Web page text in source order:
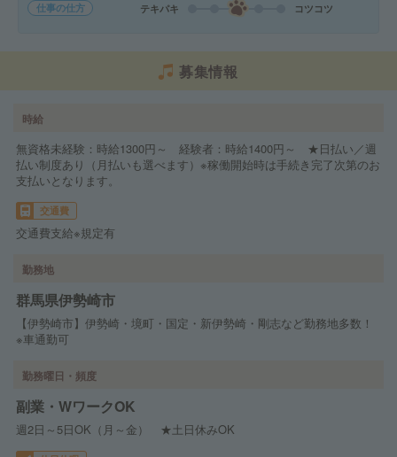
仕事の仕方 テキパキ コツコツ
募集情報
時給
無資格未経験：時給1300円～ 経験者：時給1400円～ ★日払い／週
払い制度あり（月払いも選べます）※稼働開始時は手続き完了次第のお
支払いとなります。
交通費
交通費支給※規定有
勤務地
群馬県伊勢崎市
【伊勢崎市】伊勢崎・境町・国定・新伊勢崎・剛志など勤務地多数！
※車通勤可
勤務曜日・頻度
副業・WワークOK
週2日～5日OK（月～金） ★土日休みOK